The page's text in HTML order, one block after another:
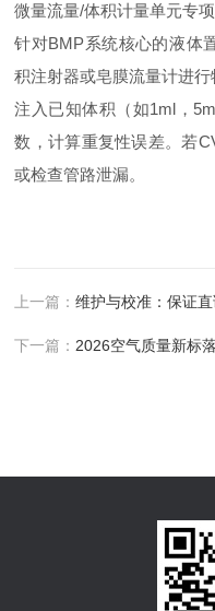
微量流量/体积计量单元专项
针对BMP系统核心的‌液体
积注射器‌或‌皂膜流量计‌进行
注入已知体积（如1ml，
数，计算重复性误差。若
或检查管路泄漏。
上一篇：维护与校准：保证直
下一篇： 2026空气质量新标落